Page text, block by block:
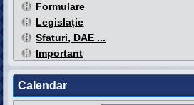
Formulare
Legislație
Sfaturi, DAE ...
Important
Calendar